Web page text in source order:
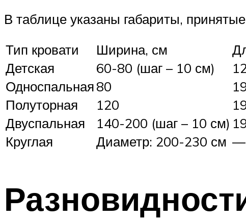
В таблице указаны габариты,
Тип кровати
Ширина, см
Детская
60-80 (шаг – 10 см)
Односпальная80
Полуторная
120
Двуспальная
140-200 (шаг – 10 см)
Круглая
Диаметр: 200-230 см —